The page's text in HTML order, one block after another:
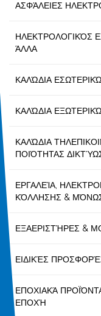
ΑΣΦΆΛΕΙΕΣ
ΗΛΕΚΤΡΟΛΟΓΙΚΌΣ
ΆΛΛΑ
ΚΑΛΏΔΙΑ
ΚΑΛΏΔΙΑ
ΚΑΛΏΔΙΑ
ΠΟΙΌΤΗΤΑΣ
ΕΡΓΑΛΕΊΑ,
ΚΌΛΛΗΣΗΣ &
ΕΞΑΕΡΙΣΤΉΡΕΣ &
ΕΙΔΙΚΈΣ
ΕΠΟΧΙΑΚΆ
ΕΠΟΧΉ